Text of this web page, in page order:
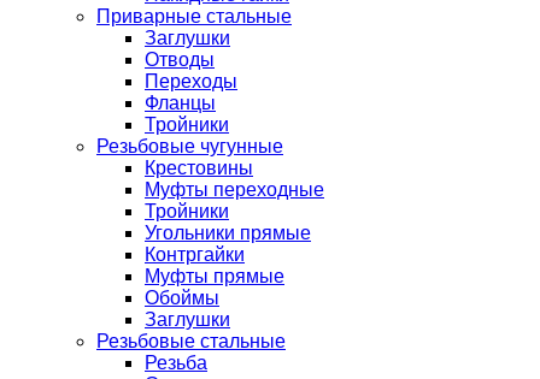
Приварные стальные
Заглушки
Отводы
Переходы
Фланцы
Тройники
Резьбовые чугунные
Крестовины
Муфты переходные
Тройники
Угольники прямые
Контргайки
Муфты прямые
Обоймы
Заглушки
Резьбовые стальные
Резьба